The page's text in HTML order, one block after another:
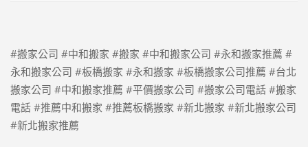
#搬家公司 #中和搬家 #搬家 #中和搬家公司 #永和搬家推薦 #
永和搬家公司 #板橋搬家 #永和搬家 #板橋搬家公司推薦 #台北
搬家公司 #中和搬家推薦 #平價搬家公司 #搬家公司電話 #搬家
電話 #推薦中和搬家 #推薦板橋搬家 #新北搬家 #新北搬家公司
#新北搬家推薦